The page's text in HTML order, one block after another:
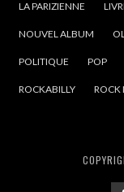
LA PARIZIENNE
NOUVEL ALBUM
POLITIQUE POP
ROCKABILLY ROCK